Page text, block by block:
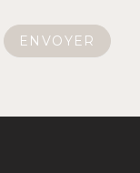
ENVOYER